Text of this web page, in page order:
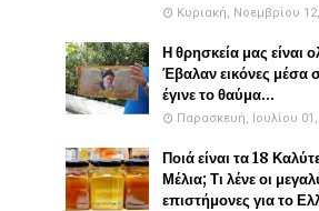
Κυριακή, Νοεμβρίου
Η θρησκεία μας είναι
Έβαλαν εικόνες μέσα
έγινε το θαύμα...
Παρασκευή, Ιουλίου
Ποιά είναι τα 18
Μέλια; Τι λένε οι
επιστήμονες για το